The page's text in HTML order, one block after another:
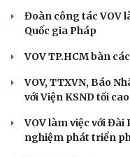
Đoàn công tác VOV
Quốc gia Pháp
VOV TP.HCM bàn
VOV, TTXVN, Báo
với Viện KSND tối cao
VOV làm việc với Đài
nghiệm phát triển